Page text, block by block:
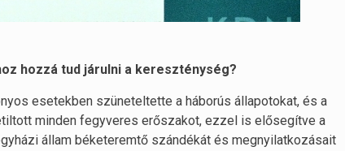
hozzá tud járulni a kereszténység?
esetekben szüneteltette a háborús állapotokat, és a
minden fegyveres erőszakot, ezzel is elősegítve a
állam béketeremtő szándékát és megnyilatkozásait